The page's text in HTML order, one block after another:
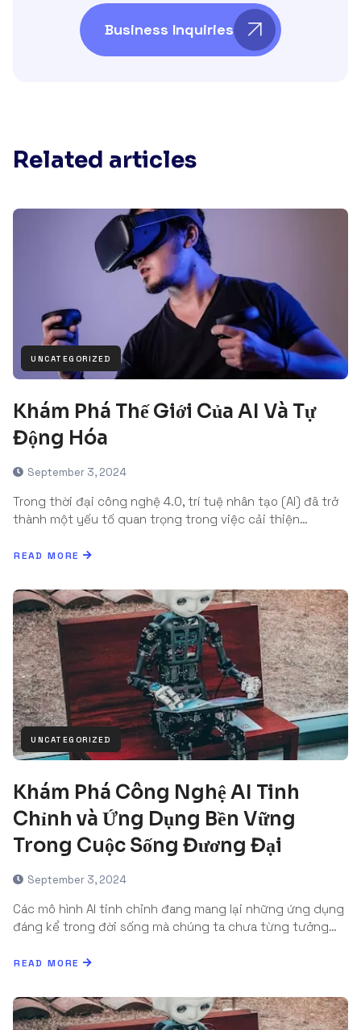
Business Inquiries
Related articles
UNCATEGORIZED
Khám Phá Thế Giới Của AI Và Tự
Động Hóa
September 3, 2024
Trong thời đại công nghệ 4.0, trí tuệ nhân tạo (AI) đã trở
thành một yếu tố quan trọng trong việc cải thiện…
READ MORE
UNCATEGORIZED
Khám Phá Công Nghệ AI Tinh
Chỉnh và Ứng Dụng Bền Vững
Trong Cuộc Sống Đương Đại
September 3, 2024
Các mô hình AI tinh chỉnh đang mang lại những ứng dụng
đáng kể trong đời sống mà chúng ta chưa từng tưởng…
READ MORE